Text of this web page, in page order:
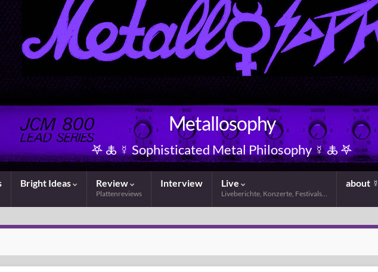
Metallosophy
𖤐 🜏 ☿ Sophisticated Metal Philosophy ☿ 🜏 𖤐
Bright Ideas Review
Plattenreviews
Interview Live
Liveberichte, Konzerte, Festivals…
about ☿